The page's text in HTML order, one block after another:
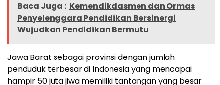
Baca Juga : Kemendikdasmen dan Ormas
Penyelenggara Pendidikan Bersinergi
Wujudkan Pendidikan Bermutu
Jawa Barat sebagai provinsi dengan jumlah
penduduk terbesar di Indonesia yang mencapai
hampir 50 juta jiwa memiliki tantangan yang besar